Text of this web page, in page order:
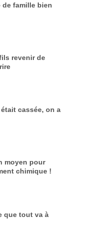
de famille bien
revenir de
cassée, on a
moyen pour
chimique !
que tout va à